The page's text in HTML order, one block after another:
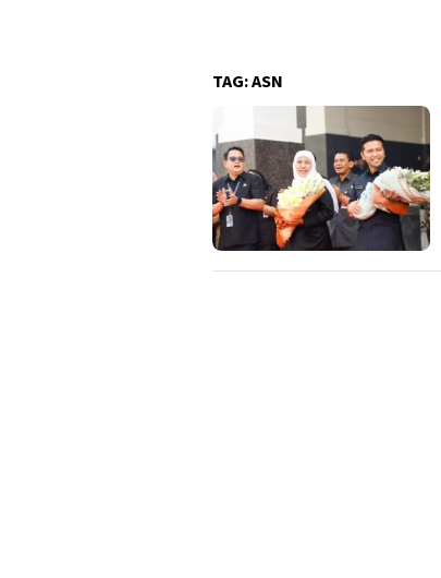
TAG:ASN